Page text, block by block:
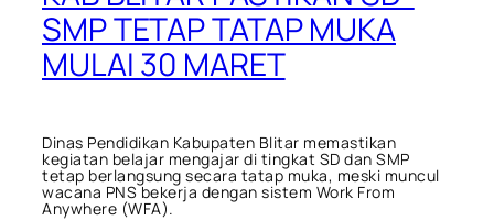
SMP TETAP TATAP MUKA
MULAI 30 MARET
Dinas Pendidikan Kabupaten Blitar memastikan
kegiatan belajar mengajar di tingkat SD dan SMP
tetap berlangsung secara tatap muka, meski muncul
wacana PNS bekerja dengan sistem Work From
Anywhere (WFA).